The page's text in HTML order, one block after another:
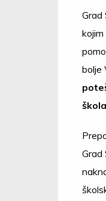
Grad
bolje
Grad